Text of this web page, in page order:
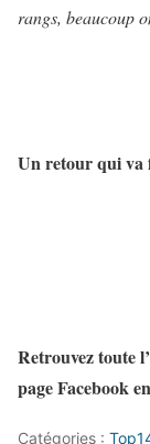
rangs, beaucoup
Un retour qui va
Retrouvez toute
page Facebook
Catégories :